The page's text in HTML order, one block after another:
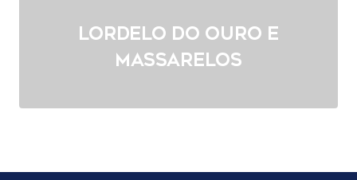
Lordelo do Ouro e
Massarelos